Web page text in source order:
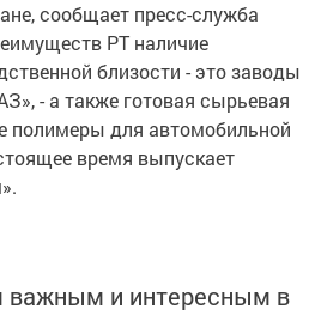
сообщает пресс-служба
РТ наличие
близости - это заводы
- а также готовая сырьевая
полимеры для автомобильной
время выпускает
важным и интересным в